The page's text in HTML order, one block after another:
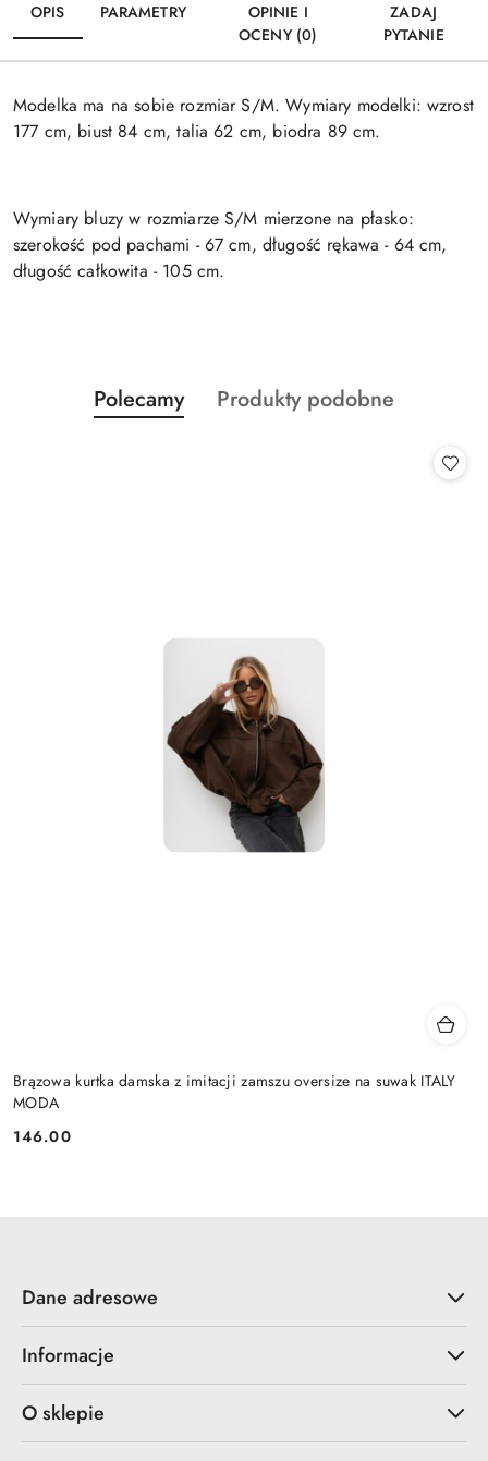
OPIS PARAMETRY
OPINIE I
OCENY (0)
ZADAJ
PYTANIE
Modelka ma na sobie rozmiar S/M. Wymiary modelki: wzrost
177 cm, biust 84 cm, talia 62 cm, biodra 89 cm.
Wymiary bluzy w rozmiarze S/M mierzone na płasko:
szerokość pod pachami - 67 cm, długość rękawa - 64 cm,
długość całkowita - 105 cm.
Pomiń karuzelę produktów
Produkty
o
Polecamy
Produkty
Produkty podobne
Brązowa kurtka damska z imitacji zamszu oversize na suwak ITALY
MODA
Cena:
146.00
Dane adresowe
Informacje
O sklepie